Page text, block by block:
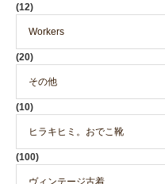
(12)
Workers
(20)
その他
(10)
ヒラキヒミ。おでこ靴
(100)
ヴィンテージ古着